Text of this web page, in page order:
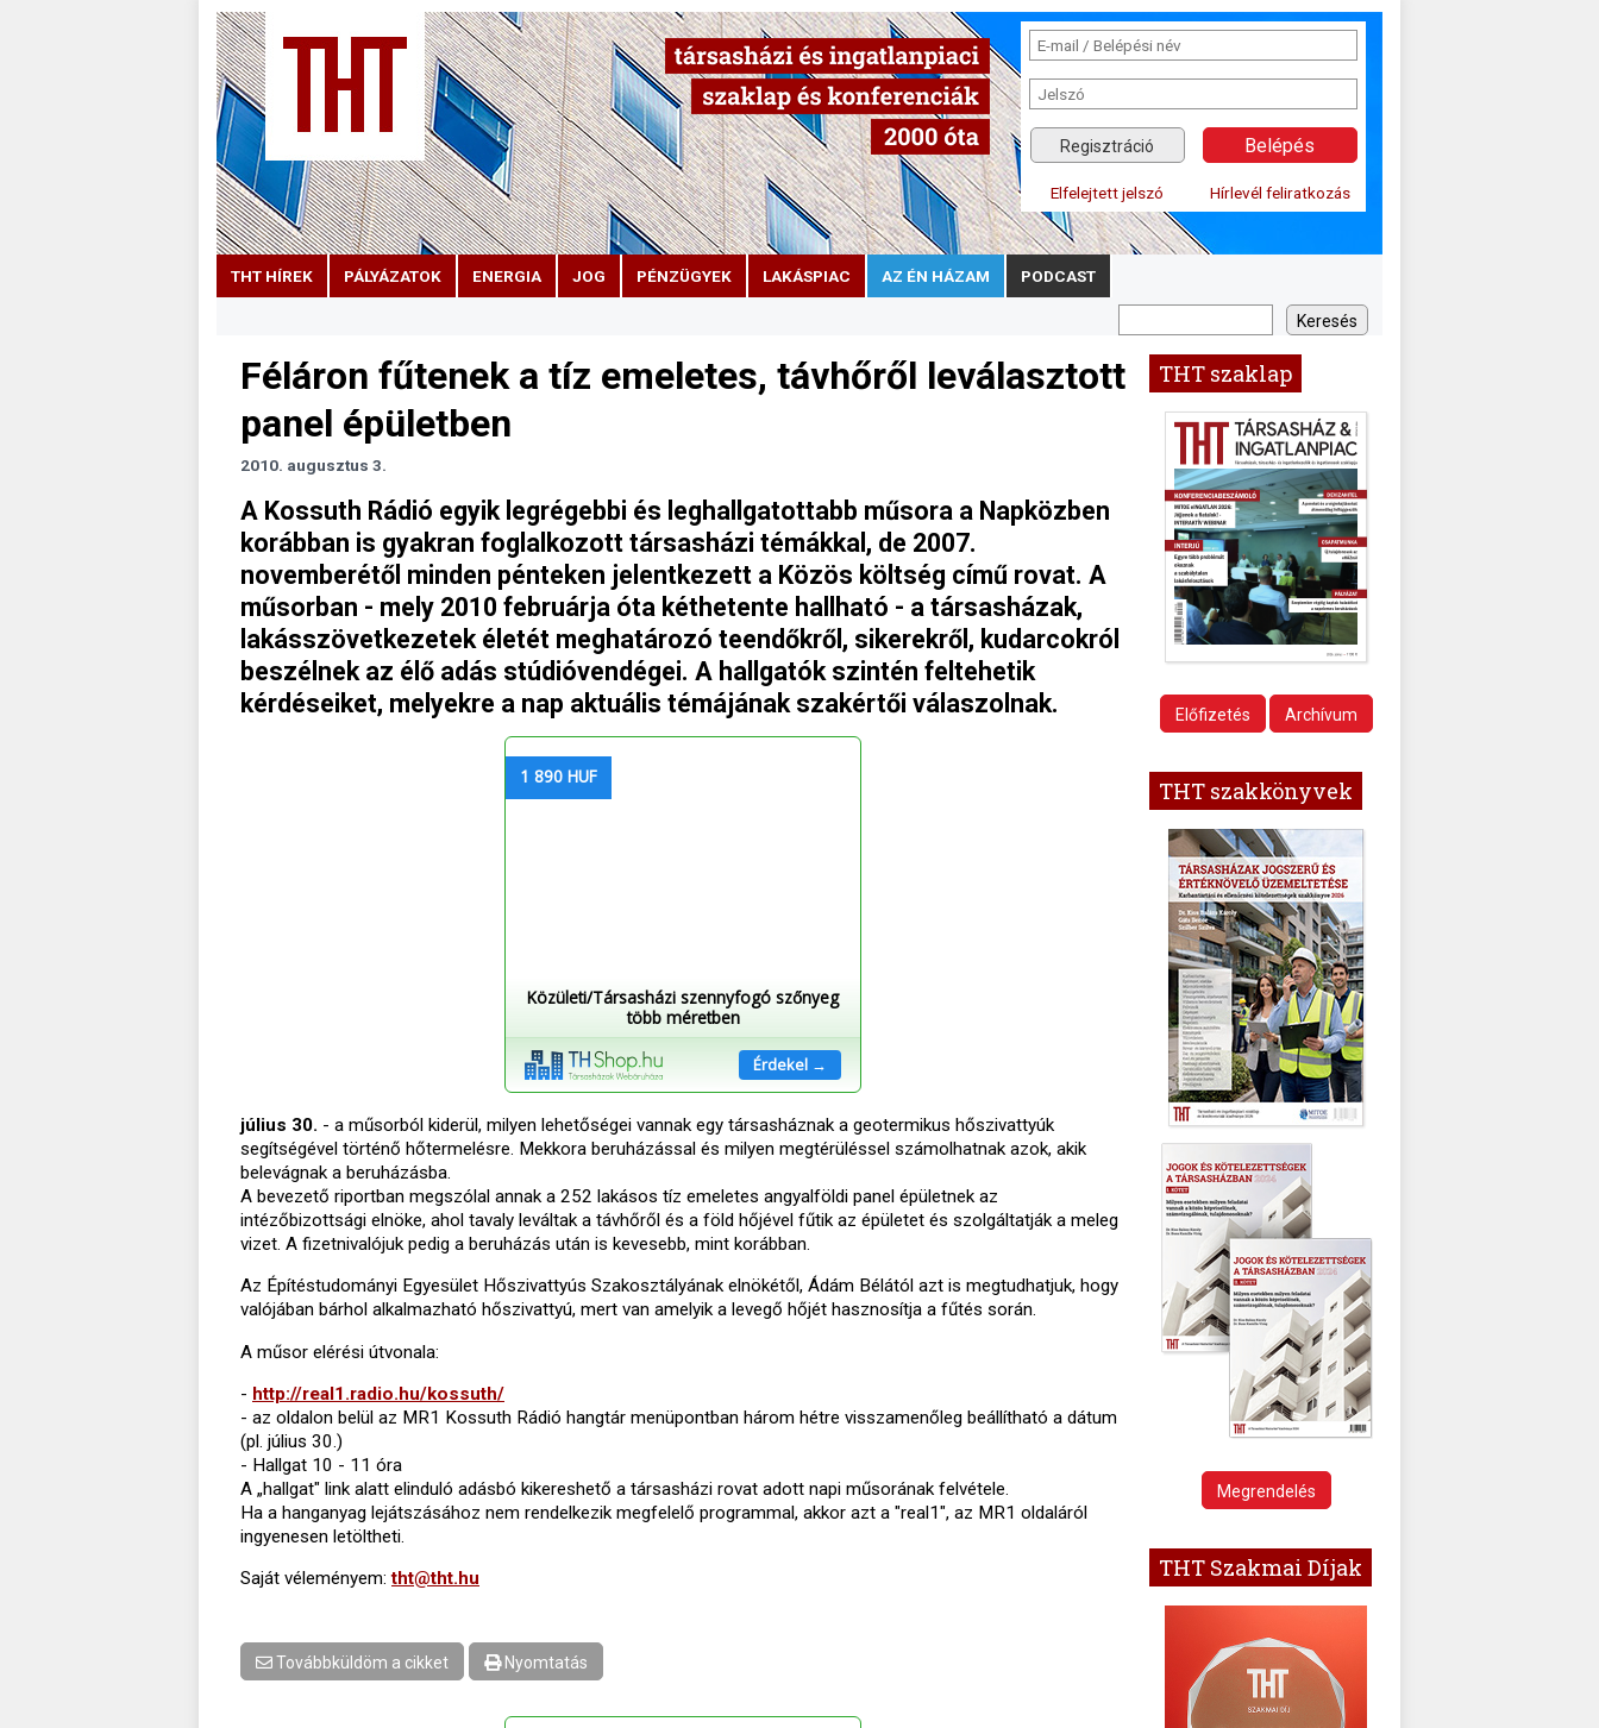
Regisztráció
Elfelejtett jelszó Hírlevél feliratkozás
THT HÍREK PÁLYÁZATOK ENERGIA JOG PÉNZÜGYEK LAKÁSPIAC AZ ÉN HÁZAM PODCAST
Féláron fűtenek a tíz emeletes, távhőről leválasztott
panel épületben
2010. augusztus 3.
A Kossuth Rádió egyik legrégebbi és leghallgatottabb műsora a Napközben
korábban is gyakran foglalkozott társasházi témákkal, de 2007.
novemberétől minden pénteken jelentkezett a Közös költség című rovat. A
műsorban - mely 2010 februárja óta kéthetente hallható - a társasházak,
lakásszövetkezetek életét meghatározó teendőkről, sikerekről, kudarcokról
beszélnek az élő adás stúdióvendégei. A hallgatók szintén feltehetik
kérdéseiket, melyekre a nap aktuális témájának szakértői válaszolnak.
1 890 HUF
Közületi/Társasházi szennyfogó szőnyeg
több méretben
Érdekel →
július 30. - a műsorból kiderül, milyen lehetőségei vannak egy társasháznak a geotermikus hőszivattyúk
segítségével történő hőtermelésre. Mekkora beruházással és milyen megtérüléssel számolhatnak azok, akik
belevágnak a beruházásba.
A bevezető riportban megszólal annak a 252 lakásos tíz emeletes angyalföldi panel épületnek az
intézőbizottsági elnöke, ahol tavaly leváltak a távhőről és a föld hőjével fűtik az épületet és szolgáltatják a meleg
vizet. A fizetnivalójuk pedig a beruházás után is kevesebb, mint korábban.
Az Építéstudományi Egyesület Hőszivattyús Szakosztályának elnökétől, Ádám Bélától azt is megtudhatjuk, hogy
valójában bárhol alkalmazható hőszivattyú, mert van amelyik a levegő hőjét hasznosítja a fűtés során.
A műsor elérési útvonala:
- http://real1.radio.hu/kossuth/
- az oldalon belül az MR1 Kossuth Rádió hangtár menüpontban három hétre visszamenőleg beállítható a dátum
(pl. július 30.)
- Hallgat 10 - 11 óra
A „hallgat" link alatt elinduló adásbó kikereshető a társasházi rovat adott napi műsorának felvétele.
Ha a hanganyag lejátszásához nem rendelkezik megfelelő programmal, akkor azt a "real1", az MR1 oldaláról
ingyenesen letöltheti.
Saját véleményem:tht@tht.hu
Továbbküldöm a cikket Nyomtatás
THT szaklap
Előfizetés Archívum
THT szakkönyvek
Megrendelés
THT Szakmai Díjak